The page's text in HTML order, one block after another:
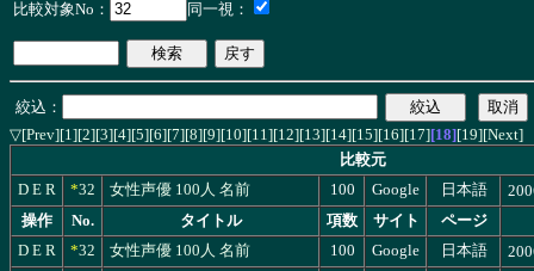
比較対象No：
同一視：
絞込：
▽[Prev][1][2][3][4][5][6][7][8][9][10][11][12][13][14][15][16][17][18][19][Next]
比較元
D E R *32 女性声優 100人 名前 100 Google 日本語
操作 No. タイトル 項数 サイト
ページ
D E R *32 女性声優 100人 名前 100 Google 日本語